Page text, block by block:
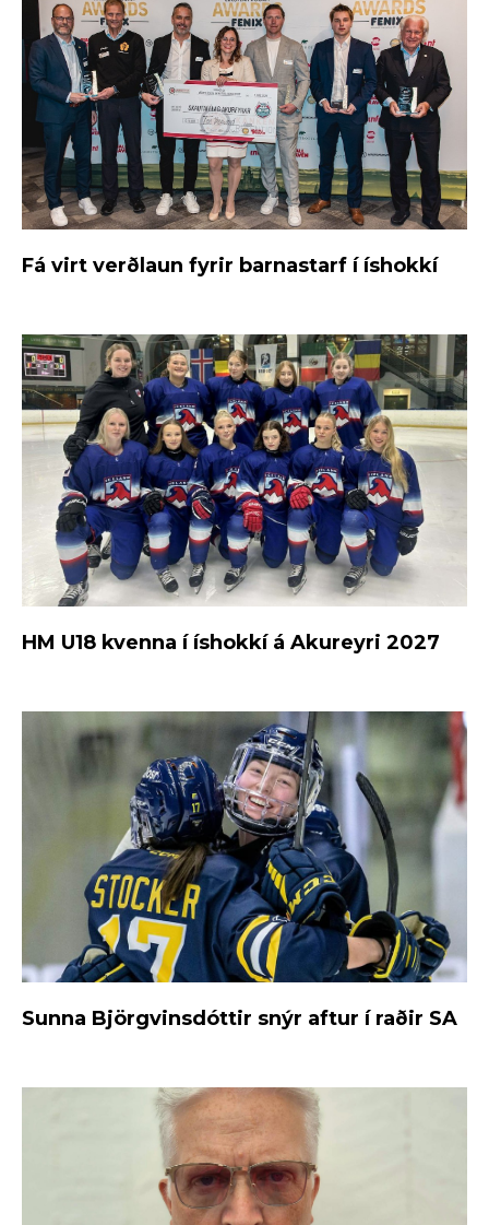
Fá virt verðlaun fyrir barnastarf í íshokkí
HM U18 kvenna í íshokkí á Akureyri 2027
Sunna Björgvinsdóttir snýr aftur í raðir SA